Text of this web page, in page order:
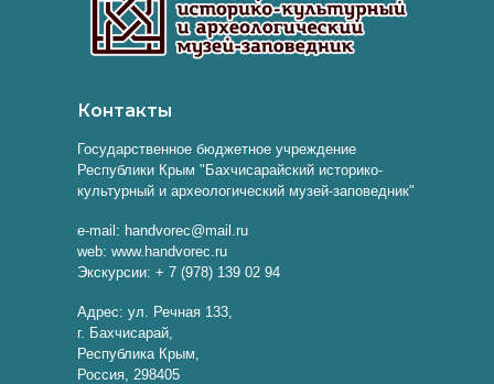
Контакты
Государственное бюджетное учреждение
Республики Крым "Бахчисарайский историко-
культурный и археологический музей-заповедник"
e-mail: handvorec@mail.ru
web: www.handvorec.ru
Экскурсии: + 7 (978) 139 02 94
Адрес: ул. Речная 133,
г. Бахчисарай,
Республика Крым,
Россия, 298405